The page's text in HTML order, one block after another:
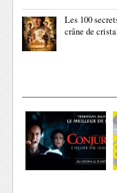
Les 100
crâne de